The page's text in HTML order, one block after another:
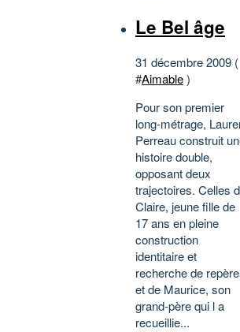
Le Bel âge
31 décembre 2009 (
#Aimable)
Pour son premier
long-métrage,
Perreau construit
histoire double,
opposant deux
trajectoires. Celles
Claire, jeune fille de
17 ans en pleine
construction
identitaire et
recherche de
et de Maurice, son
grand-père qui l a
recueillie...